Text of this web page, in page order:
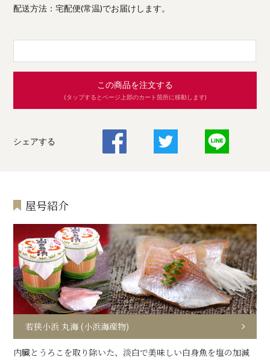
配送方法：宅配便(常温)でお届けします。
この商品を注文する
(タップするとページ上部のカート箇所に移動します)
シェアする
屋号紹介
若狭小浜 丸海 (小浜海産物)
内臓とうろこを取り除いた、淡白で美味しい白身魚を塩の加減